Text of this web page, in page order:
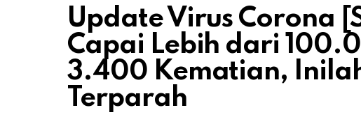
Update Virus Corona
Capai Lebih dari
3.400 Kematian,
Terparah